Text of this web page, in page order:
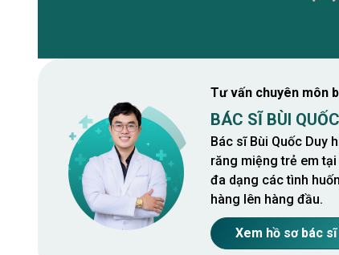
Tư vấn chuyên môn
BÁC SĨ BÙI
Bác sĩ Bùi Quốc Duy
răng miệng trẻ em
đa dạng các tình
hàng lên hàng đầu.
Xem hồ sơ bác sĩ